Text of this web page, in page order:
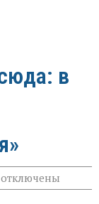
в
котключены